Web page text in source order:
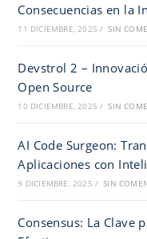
Consecuencias en la
11 DICIEMBRE, 2025 / SIN
Devstrol 2 –
Open Source
10 DICIEMBRE, 2025 / SIN
AI Code Surgeon:
Aplicaciones con
9 DICIEMBRE, 2025 / SIN
Consensus: La Clave